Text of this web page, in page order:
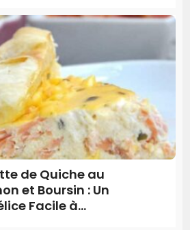
de Quiche au
et Boursin : Un
Facile à...